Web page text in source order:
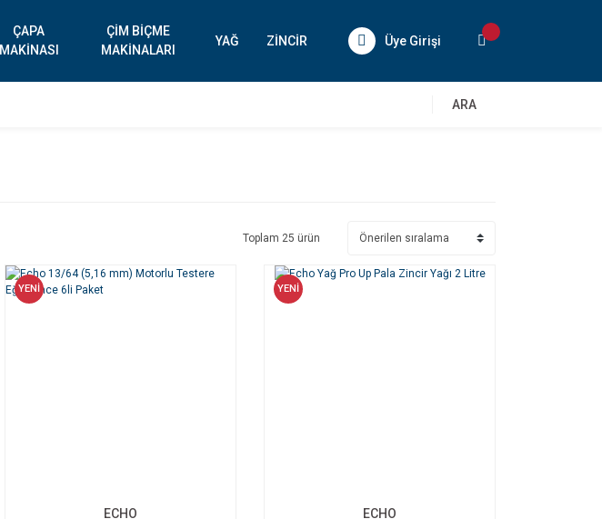
ÇAPA
MAKİNASI
ÇİM BİÇME
MAKİNALARI
YAĞ ZİNCİR Üye Girişi
ARA
Toplam 25 ürün
YENİ
ECHO
YENİ
ECHO